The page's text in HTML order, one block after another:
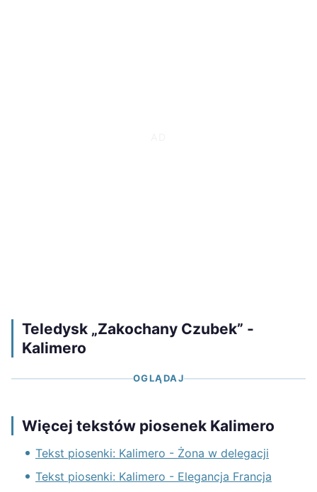
Teledysk „Zakochany Czubek” -
Kalimero
OGLĄDAJ
Więcej tekstów piosenek Kalimero
Tekst piosenki: Kalimero - Żona w delegacji
Tekst piosenki: Kalimero - Elegancja Francja